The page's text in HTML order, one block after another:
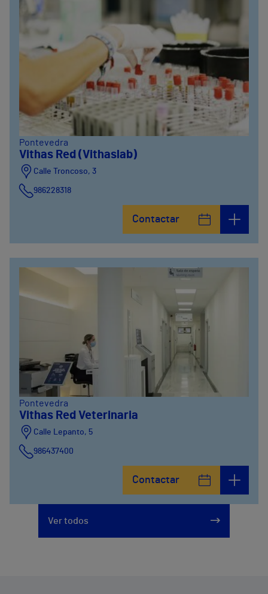
Pontevedra
Vithas Red (Vithaslab)
Calle Troncoso, 3
986228318
981067066
Contactar
Pontevedra
Vithas Red Veterinaria
Calle Lepanto, 5
986437400
Contactar
Ver todos